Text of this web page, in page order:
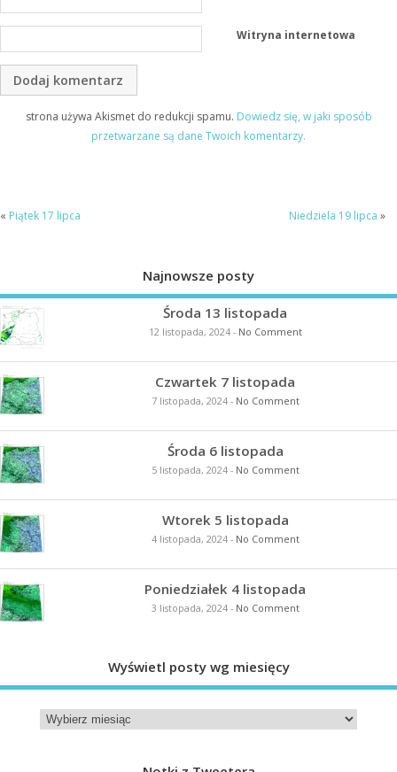
Witryna internetowa
strona używa Akismet do redukcji spamu. Dowiedz się, w jaki sposób
przetwarzane są dane Twoich komentarzy.
« Piątek 17 lipca Niedziela 19 lipca »
Najnowsze posty
Środa 13 listopada
12 listopada, 2024- No Comment
Czwartek 7 listopada
7 listopada, 2024- No Comment
Środa 6 listopada
5 listopada, 2024- No Comment
Wtorek 5 listopada
4 listopada, 2024- No Comment
Poniedziałek 4 listopada
3 listopada, 2024- No Comment
Wyświetl posty wg miesięcy